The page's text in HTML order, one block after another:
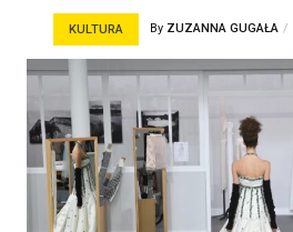
KULTURA By ZUZANNA GUGAŁA